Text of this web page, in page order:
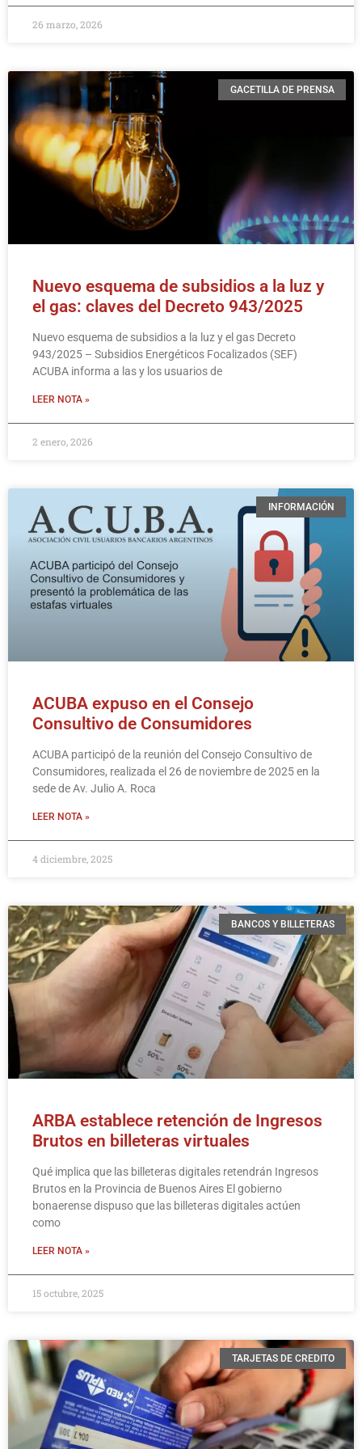
26 marzo, 2026
GACETILLA DE PRENSA
Nuevo esquema de subsidios a la luz y
el gas: claves del Decreto 943/2025
Nuevo esquema de subsidios a la luz y el gas Decreto
943/2025 – Subsidios Energéticos Focalizados (SEF)
ACUBA informa a las y los usuarios de
LEER NOTA »
2 enero, 2026
INFORMACIÓN
ACUBA expuso en el Consejo
Consultivo de Consumidores
ACUBA participó de la reunión del Consejo Consultivo de
Consumidores, realizada el 26 de noviembre de 2025 en la
sede de Av. Julio A. Roca
LEER NOTA »
4 diciembre, 2025
BANCOS Y BILLETERAS
ARBA establece retención de Ingresos
Brutos en billeteras virtuales
Qué implica que las billeteras digitales reten­drán Ingresos
Brutos en la Provincia de Buenos Aires El gobierno
bonaerense dispuso que las billeteras digitales actúen
como
LEER NOTA »
15 octubre, 2025
TARJETAS DE CREDITO